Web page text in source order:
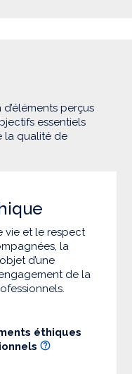
perçus
essentiels
la qualité de
vie et le respect
la
d’une
de la
éthiques